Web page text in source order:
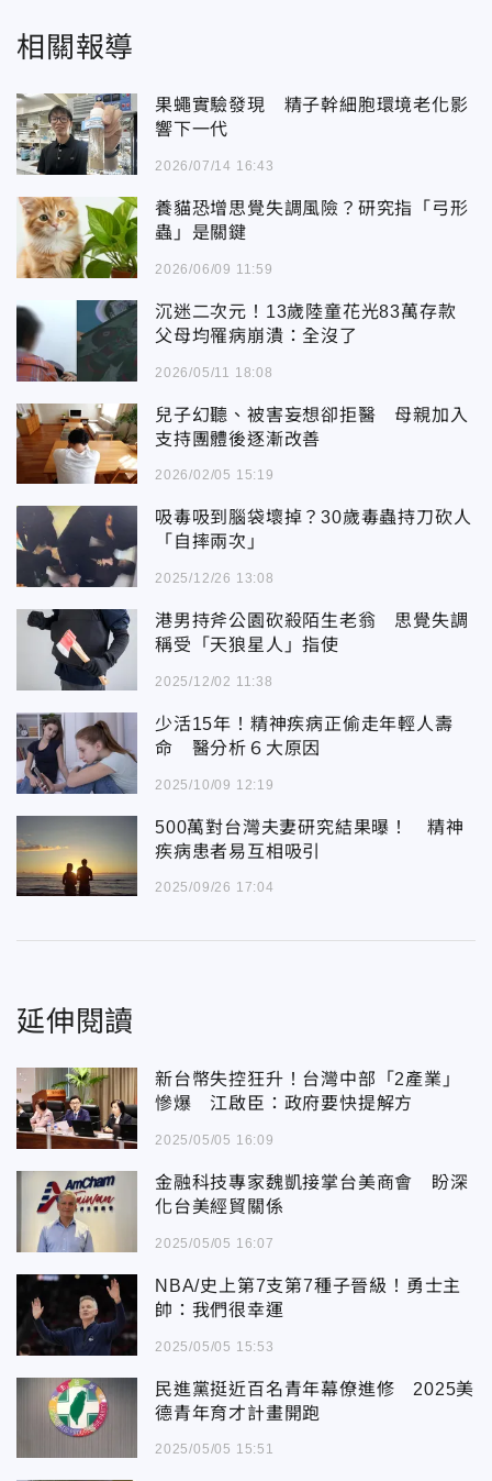
相關報導
果蠅實驗發現 精子幹細胞環境老化影
響下一代
2026/07/14 16:43
養貓恐增思覺失調風險？研究指「弓形
蟲」是關鍵
2026/06/09 11:59
沉迷二次元！13歲陸童花光83萬存款
父母均罹病崩潰：全沒了
2026/05/11 18:08
兒子幻聽、被害妄想卻拒醫 母親加入
支持團體後逐漸改善
2026/02/05 15:19
吸毒吸到腦袋壞掉？30歲毒蟲持刀砍人
「自摔兩次」
2025/12/26 13:08
港男持斧公園砍殺陌生老翁 思覺失調
稱受「天狼星人」指使
2025/12/02 11:38
少活15年！精神疾病正偷走年輕人壽
命 醫分析６大原因
2025/10/09 12:19
500萬對台灣夫妻研究結果曝！ 精神
疾病患者易互相吸引
2025/09/26 17:04
延伸閱讀
新台幣失控狂升！台灣中部「2產業」
慘爆 江啟臣：政府要快提解方
2025/05/05 16:09
金融科技專家魏凱接掌台美商會 盼深
化台美經貿關係
2025/05/05 16:07
NBA/史上第7支第7種子晉級！勇士主
帥：我們很幸運
2025/05/05 15:53
民進黨挺近百名青年幕僚進修 2025美
德青年育才計畫開跑
2025/05/05 15:51